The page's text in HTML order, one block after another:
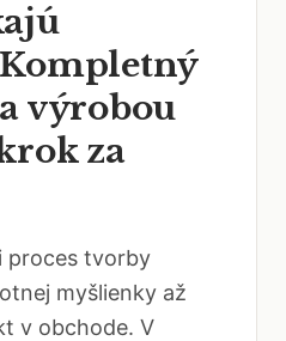
výrobou
za
proces tvorby
myšlienky až
v obchode. V